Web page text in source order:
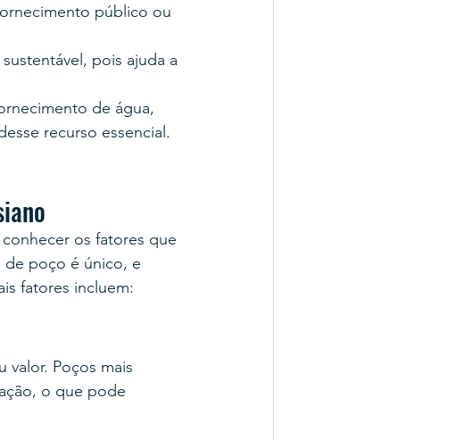
público ou
pois ajuda a
de água,
recurso essencial.
os fatores que
de poço é único, e
fatores incluem:
Poços mais
o que pode